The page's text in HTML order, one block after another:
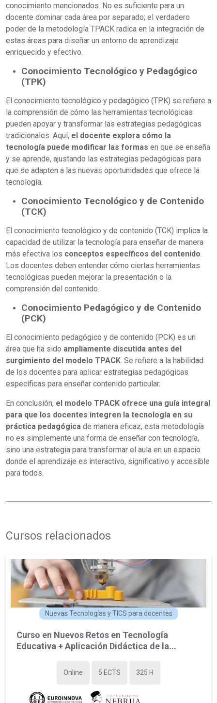
conocimiento mencionados. No es suficiente para un
docente dominar cada área por separado; el verdadero
poder de la metodología TPACK radica en la integración de
estas áreas para diseñar un entorno de aprendizaje
enriquecido y efectivo.
Conocimiento Tecnológico y Pedagógico
(TPK)
El conocimiento tecnológico y pedagógico (TPK) se refiere a
la comprensión de cómo las herramientas tecnológicas
pueden apoyar y transformar las estrategias pedagógicas
tradicionales. Aquí, el docente explora cómo la
tecnología puede modificar las formas en que se enseña
y se aprende, ajustando las estrategias pedagógicas para
que se adapten a las nuevas oportunidades que ofrece la
tecnología.
Conocimiento Tecnológico y de Contenido
(TCK)
El conocimiento tecnológico y de contenido (TCK) implica la
capacidad de utilizar la tecnología para enseñar de manera
más efectiva los conceptos específicos del contenido.
Los docentes deben entender cómo ciertas herramientas
tecnológicas pueden mejorar la presentación o la
comprensión del contenido.
Conocimiento Pedagógico y de Contenido
(PCK)
El conocimiento pedagógico y de contenido (PCK) es un
área que ha sido ampliamente discutida antes del
surgimiento del modelo TPACK. Se refiere a la habilidad
de los docentes para aplicar estrategias pedagógicas
específicas para enseñar contenido particular.
En conclusión, el modelo TPACK ofrece una guía integral
para que los docentes integren la tecnología en su
práctica pedagógica de manera eficaz, esta metodología
no es simplemente una forma de enseñar con tecnología,
sino una estrategia para transformar el aula en un espacio
donde el aprendizaje es interactivo, significativo y accesible
para todos.
Cursos relacionados
Nuevas Tecnologías y TICS para docentes
Curso en Nuevos Retos en Tecnología
Educativa + Aplicación Didáctica de la...
Online 5 ECTS 325 H